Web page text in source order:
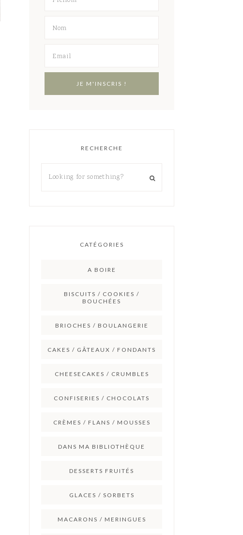
RECHERCHE
CATÉGORIES
A BOIRE
BISCUITS / COOKIES /
BOUCHÉES
BRIOCHES / BOULANGERIE
CAKES / GÂTEAUX / FONDANTS
CHEESECAKES / CRUMBLES
CONFISERIES / CHOCOLATS
CRÈMES / FLANS / MOUSSES
DANS MA BIBLIOTHÈQUE
DESSERTS FRUITÉS
GLACES / SORBETS
MACARONS / MERINGUES